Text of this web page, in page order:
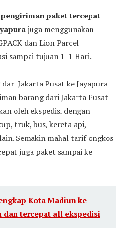
paket tercepat
juga menggunakan
dan Lion Parcel
sampai tujuan 1-1 Hari.
Jakarta Pusat ke Jayapura
barang dari Jakarta Pusat
oleh ekspedisi dengan
truk, bus, kereta api,
Semakin mahal tarif ongkos
juga paket sampai ke
Kota Madiun ke
dan tercepat all ekspedisi